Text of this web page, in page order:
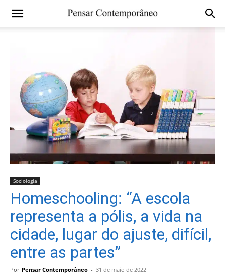
Sociologia
Homeschooling: “A escola
representa a pólis, a vida na
cidade, lugar do ajuste, difícil,
entre as partes”
Por Pensar Contemporâneo - 31 de maio de 2022